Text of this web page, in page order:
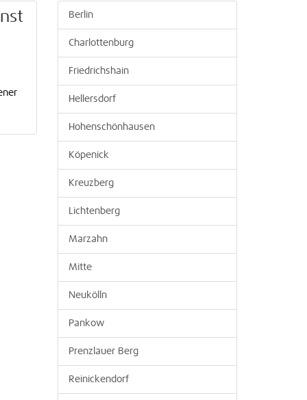
Berlin
Charlottenburg
Friedrichshain
Hellersdorf
Hohenschönhausen
Köpenick
Kreuzberg
Lichtenberg
Marzahn
Mitte
Neukölln
Pankow
Prenzlauer Berg
Reinickendorf